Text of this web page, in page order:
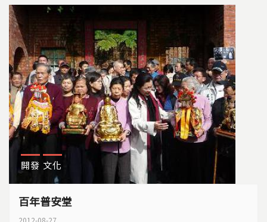
開發 文化
百年普安堂
2012-08-27